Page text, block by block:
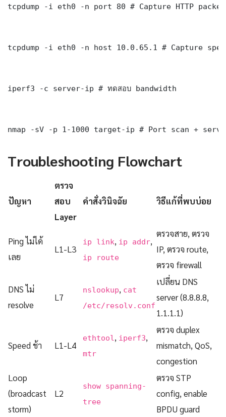
tcpdump -i eth0 -n port 80 # Capture HTTP
tcpdump -i eth0 -n host 10.0.65.1 # Capture
iperf3 -c server-ip # ทดสอบ bandwidth
nmap -sV -p 1-1000 target-ip # Port scan +
Troubleshooting Flowchart
ปัญหา
ตรวจ
สอบ
Layer
คำสั่งวินิจฉัย วิธีแก้ที่พบบ่อย
Ping ไม่ได้
เลย
L1-L3
ip link, ip addr,
ip route
ตรวจสาย, ตรวจ
IP, ตรวจ route,
ตรวจ firewall
DNS ไม่
resolve
L7
nslookup, cat
/etc/resolv.conf
เปลี่ยน DNS
server (8.8.8.8,
1.1.1.1)
Speed ช้า L1-L4
ethtool , iperf3,
mtr
ตรวจ duplex
mismatch, QoS,
congestion
Loop
(broadcast
storm)
L2
show spanning-
tree
ตรวจ STP
config, enable
BPDU guard